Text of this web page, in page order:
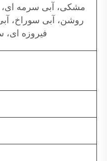
مشکی، آبی سرمه ای،
روشن، آبی سوراخ،
فیروزه ای،